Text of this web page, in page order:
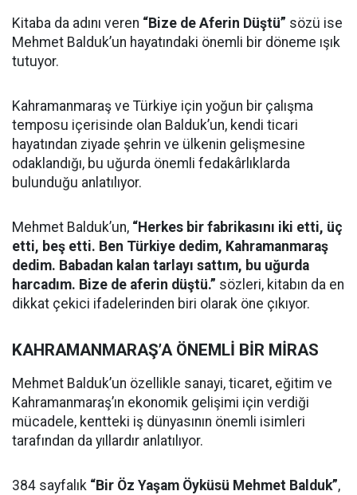
Kitaba da adını veren “Bize de Aferin Düştü” sözü ise
Mehmet Balduk’un hayatındaki önemli bir döneme ışık
tutuyor.
Kahramanmaraş ve Türkiye için yoğun bir çalışma
temposu içerisinde olan Balduk’un, kendi ticari
hayatından ziyade şehrin ve ülkenin gelişmesine
odaklandığı, bu uğurda önemli fedakârlıklarda
bulunduğu anlatılıyor.
Mehmet Balduk’un, “Herkes bir fabrikasını iki etti, üç
etti, beş etti. Ben Türkiye dedim, Kahramanmaraş
dedim. Babadan kalan tarlayı sattım, bu uğurda
harcadım. Bize de aferin düştü.” sözleri, kitabın da en
dikkat çekici ifadelerinden biri olarak öne çıkıyor.
KAHRAMANMARAŞ’A ÖNEMLİ BİR MİRAS
Mehmet Balduk’un özellikle sanayi, ticaret, eğitim ve
Kahramanmaraş’ın ekonomik gelişimi için verdiği
mücadele, kentteki iş dünyasının önemli isimleri
tarafından da yıllardır anlatılıyor.
384 sayfalık “Bir Öz Yaşam Öyküsü Mehmet Balduk”,